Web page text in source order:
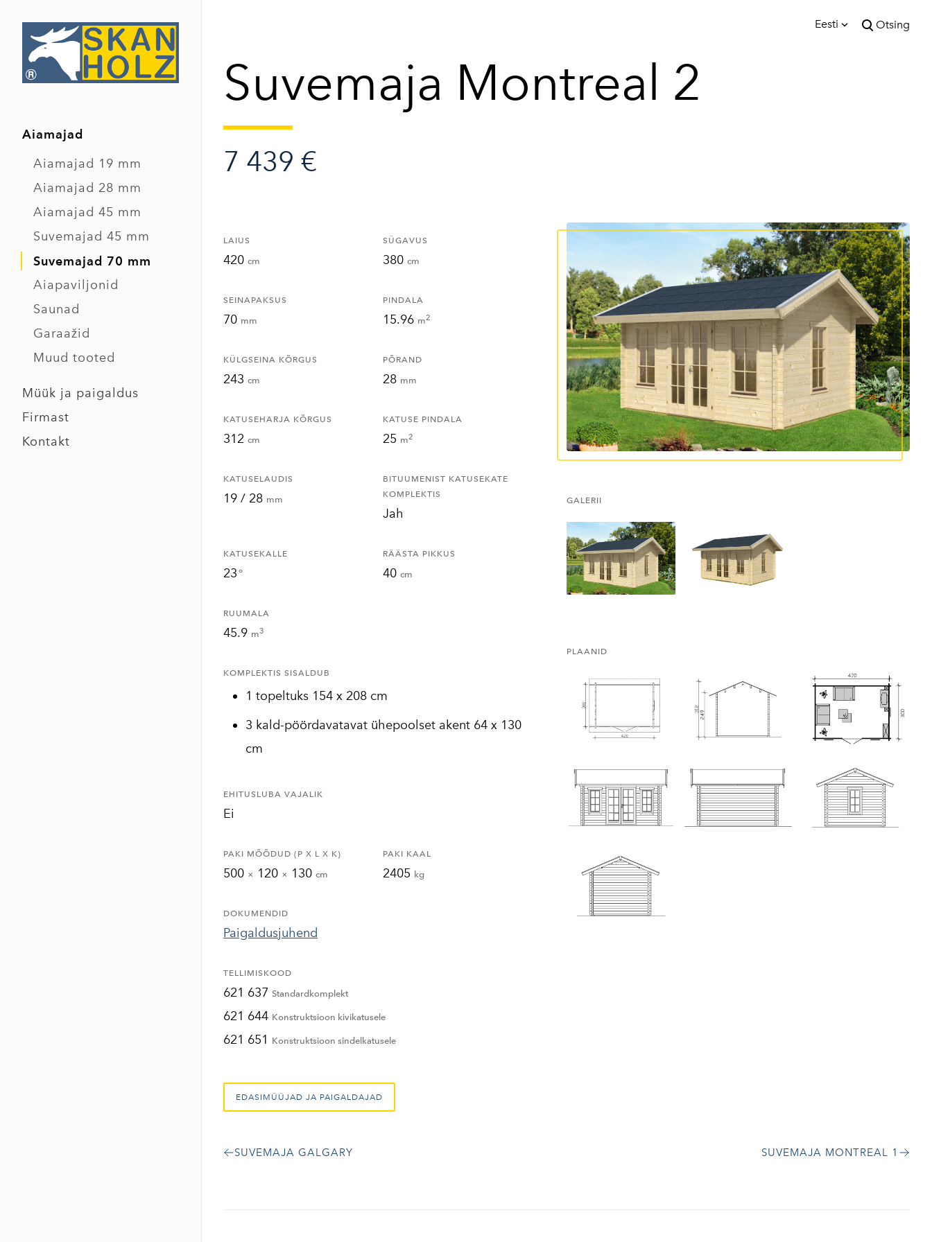
Eesti Otsing
Aiamajad
Aiamajad 19 mm
Aiamajad 28 mm
Aiamajad 45 mm
Suvemajad 45 mm
Suvemajad 70 mm
Aiapaviljonid
Saunad
Garaažid
Muud tooted
Müük ja paigaldus
Firmast
Kontakt
Suvemaja Montreal 2
7 439 €
LAIUS
420 cm
SÜGAVUS
380 cm
SEINAPAKSUS
70 mm
PINDALA
15.96 m2
KÜLGSEINA KÕRGUS
243 cm
PÕRAND
28 mm
KATUSEHARJA KÕRGUS
312 cm
KATUSE PINDALA
25 m2
KATUSELAUDIS
19 / 28 mm
BITUUMENIST KATUSEKATE
KOMPLEKTIS
Jah
KATUSEKALLE
23°
RÄÄSTA PIKKUS
40 cm
RUUMALA
45.9 m3
KOMPLEKTIS SISALDUB
1 topeltuks 154 x 208 cm
3 kald-pöördavatavat ühepoolset akent 64 x 130
cm
EHITUSLUBA VAJALIK
Ei
PAKI MÕÕDUD (P X L X K)
500 × 120 × 130 cm
PAKI KAAL
2405 kg
DOKUMENDID
Paigaldusjuhend
TELLIMISKOOD
621 637 Standardkomplekt
621 644 Konstruktsioon kivikatusele
621 651 Konstruktsioon sindelkatusele
EDASIMÜÜJAD JA PAIGALDAJAD
GALERII
PLAANID
SUVEMAJA GALGARY SUVEMAJA MONTREAL 1